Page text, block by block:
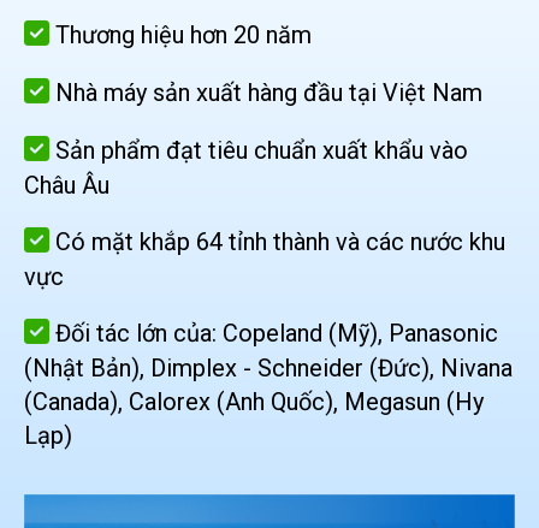
Thương hiệu hơn 20 năm
Nhà máy sản xuất hàng đầu tại Việt Nam
Sản phẩm đạt tiêu chuẩn xuất khẩu vào
Châu Âu
Có mặt khắp 64 tỉnh thành và các nước khu
vực
Đối tác lớn của: Copeland (Mỹ), Panasonic
(Nhật Bản), Dimplex - Schneider (Đức), Nivana
(Canada), Calorex (Anh Quốc), Megasun (Hy
Lạp)